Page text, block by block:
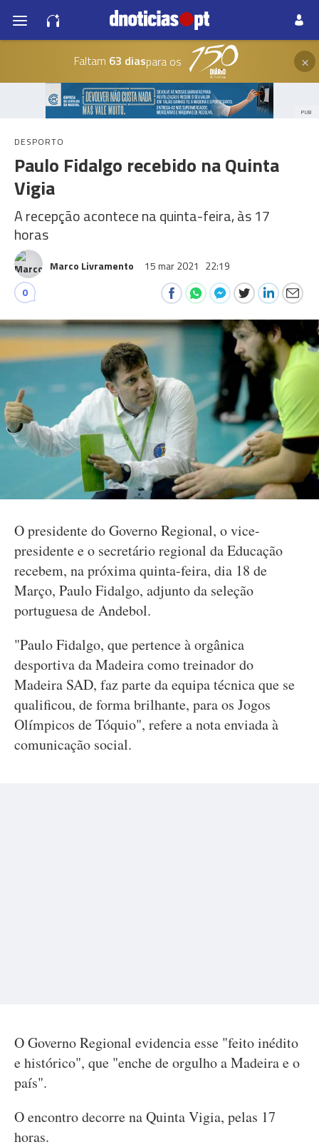
Faltam 63 diaspara os ×
PUB
DESPORTO
Paulo Fidalgo recebido na Quinta
Vigia
A recepção acontece na quinta-feira, às 17
horas
Marco Livramento 15 mar 2021 22:19
0
O presidente do Governo Regional, o vice-
presidente e o secretário regional da Educação
recebem, na próxima quinta-feira, dia 18 de
Março, Paulo Fidalgo, adjunto da seleção
portuguesa de Andebol.
"Paulo Fidalgo, que pertence à orgânica
desportiva da Madeira como treinador do
Madeira SAD, faz parte da equipa técnica que se
qualificou, de forma brilhante, para os Jogos
Olímpicos de Tóquio", refere a nota enviada à
comunicação social.
O Governo Regional evidencia esse "feito inédito
e histórico", que "enche de orgulho a Madeira e o
país".
O encontro decorre na Quinta Vigia, pelas 17
horas.